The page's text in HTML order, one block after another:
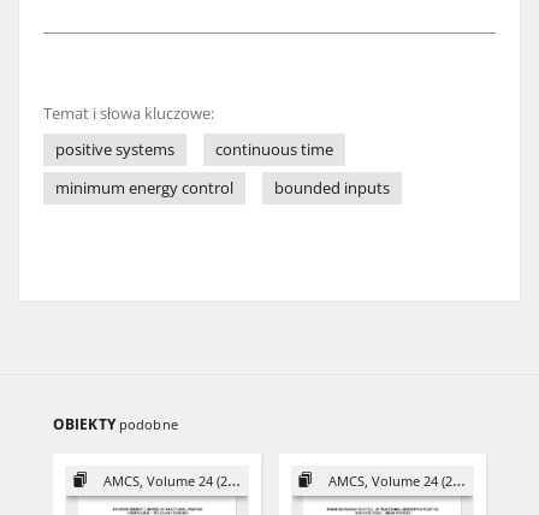
Temat i słowa kluczowe:
positive systems
continuous time
minimum energy control
bounded inputs
OBIEKTY podobne
AMCS, Volume 24 (2014) AMCS, Volume 24 (2014)